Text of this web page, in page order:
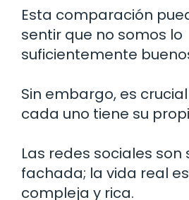
Esta comparación
sentir que no somos lo
suficientemente
Sin embargo, es
cada uno tiene su
Las redes sociales son
fachada; la vida real
compleja y rica.